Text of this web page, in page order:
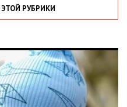
РУБРИКИ